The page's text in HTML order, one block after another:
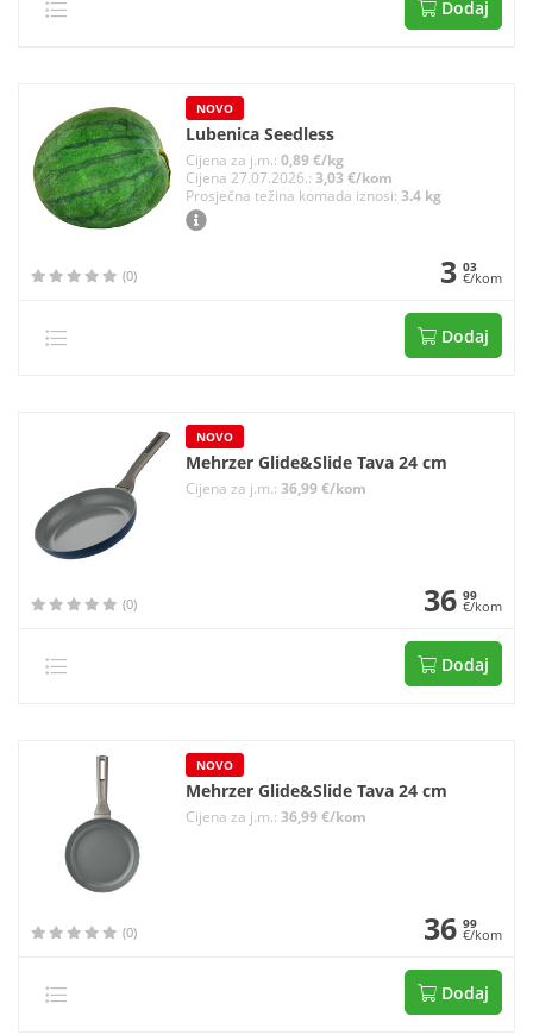
Dodaj
NOVO
Lubenica Seedless
Cijena za j.m.: 0,89 €/kg
Cijena 27.07.2026.: 3,03 €/kom
Prosječna težina komada iznosi: 3.4 kg
(0) 3 03
€/kom
Dodaj
NOVO
Mehrzer Glide&Slide Tava 24 cm
Cijena za j.m.: 36,99 €/kom
(0) 36 99
€/kom
Dodaj
NOVO
Mehrzer Glide&Slide Tava 24 cm
Cijena za j.m.: 36,99 €/kom
(0) 36 99
€/kom
Dodaj